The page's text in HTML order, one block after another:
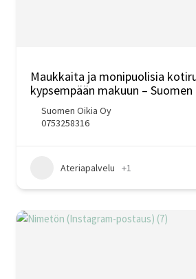
Maukkaita ja monipuolisia
kypsempään makuun – Suomen
Suomen Oikia Oy
0753258316
Ateriapalvelu +1